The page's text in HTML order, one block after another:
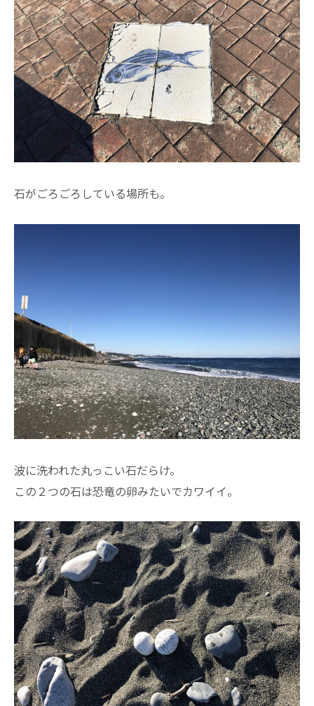
石がごろごろしている場所も。
波に洗われた丸っこい石だらけ。
この２つの石は恐竜の卵みたいでカワイイ。